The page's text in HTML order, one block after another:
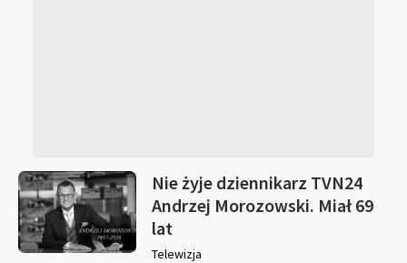
Nie żyje dziennikarz TVN24
Andrzej Morozowski. Miał 69
lat
Telewizja